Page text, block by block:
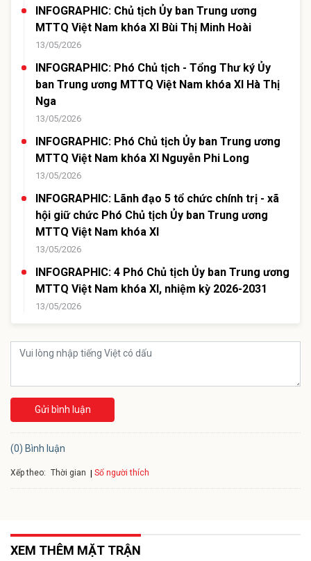
INFOGRAPHIC: Chủ tịch Ủy ban Trung ương
MTTQ Việt Nam khóa XI Bùi Thị Minh Hoài
13/05/2026
INFOGRAPHIC: Phó Chủ tịch - Tổng Thư ký Ủy
ban Trung ương MTTQ Việt Nam khóa XI Hà Thị
Nga
13/05/2026
INFOGRAPHIC: Phó Chủ tịch Ủy ban Trung ương
MTTQ Việt Nam khóa XI Nguyễn Phi Long
13/05/2026
INFOGRAPHIC: Lãnh đạo 5 tổ chức chính trị - xã
hội giữ chức Phó Chủ tịch Ủy ban Trung ương
MTTQ Việt Nam khóa XI
13/05/2026
INFOGRAPHIC: 4 Phó Chủ tịch Ủy ban Trung ương
MTTQ Việt Nam khóa XI, nhiệm kỳ 2026-2031
13/05/2026
Gửi bình luận
(0) Bình luận
Xếp theo: Thời gian Số người thích
XEM THÊM MẶT TRẬN